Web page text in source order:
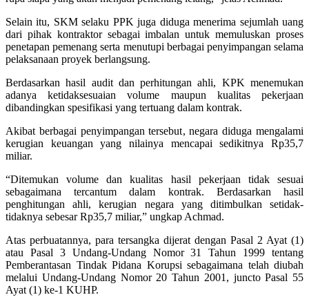
Selain itu, SKM selaku PPK juga diduga menerima sejumlah uang
dari pihak kontraktor sebagai imbalan untuk memuluskan proses
penetapan pemenang serta menutupi berbagai penyimpangan selama
pelaksanaan proyek berlangsung.
Berdasarkan hasil audit dan perhitungan ahli, KPK menemukan
adanya ketidaksesuaian volume maupun kualitas pekerjaan
dibandingkan spesifikasi yang tertuang dalam kontrak.
Akibat berbagai penyimpangan tersebut, negara diduga mengalami
kerugian keuangan yang nilainya mencapai sedikitnya Rp35,7
miliar.
“Ditemukan volume dan kualitas hasil pekerjaan tidak sesuai
sebagaimana tercantum dalam kontrak. Berdasarkan hasil
penghitungan ahli, kerugian negara yang ditimbulkan setidak-
tidaknya sebesar Rp35,7 miliar,” ungkap Achmad.
Atas perbuatannya, para tersangka dijerat dengan Pasal 2 Ayat (1)
atau Pasal 3 Undang-Undang Nomor 31 Tahun 1999 tentang
Pemberantasan Tindak Pidana Korupsi sebagaimana telah diubah
melalui Undang-Undang Nomor 20 Tahun 2001, juncto Pasal 55
Ayat (1) ke-1 KUHP.